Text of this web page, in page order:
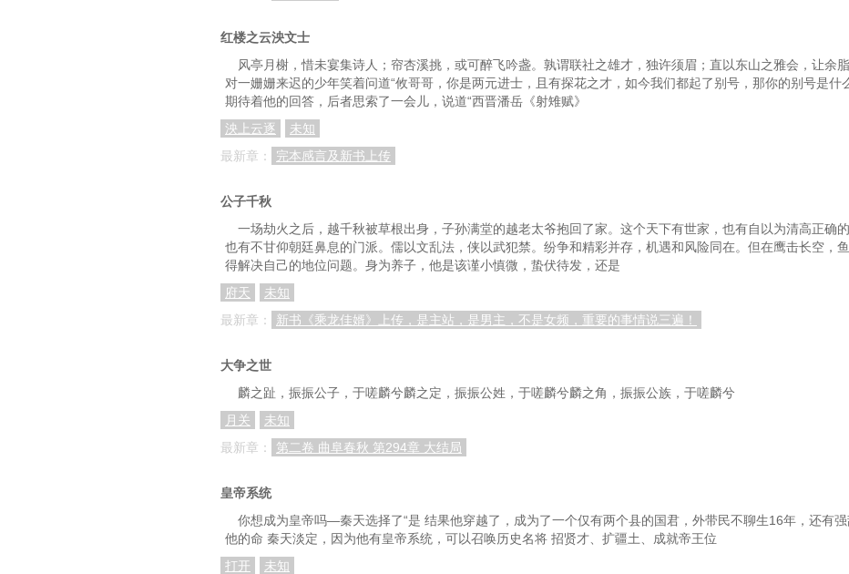
红楼之云泱文士
风亭月榭，惜未宴集诗人；帘杏溪挑，或可醉飞吟盏。孰谓联社之雄才，独许须眉；直以东山之雅会，让余
对一姗姗来迟的少年笑着问道“攸哥哥，你是两元进士，且有探花之才，如今我们都起了别号，那你的别号是什
期待着他的回答，后者思索了一会儿，说道“西晋潘岳《射雉赋》
泱上云逐
未知
最新章：
完本感言及新书上传
公子千秋
一场劫火之后，越千秋被草根出身，子孙满堂的越老太爷抱回了家。这个天下有世家，也有自以为清高正确
也有不甘仰朝廷鼻息的门派。儒以文乱法，侠以武犯禁。纷争和精彩并存，机遇和风险同在。但在鹰击长空，
得解决自己的地位问题。身为养子，他是该谨小慎微，蛰伏待发，还是
府天
未知
最新章：
新书《乘龙佳婿》上传，是主站，是男主，不是女频，重要的事情说三遍！
大争之世
麟之趾，振振公子，于嗟麟兮麟之定，振振公姓，于嗟麟兮麟之角，振振公族，于嗟麟兮
月关
未知
最新章：
第二卷 曲阜春秋 第294章 大结局
皇帝系统
你想成为皇帝吗—秦天选择了“是 结果他穿越了，成为了一个仅有两个县的国君，外带民不聊生16年，还有
他的命 秦天淡定，因为他有皇帝系统，可以召唤历史名将 招贤才、扩疆土、成就帝王位
打开
未知